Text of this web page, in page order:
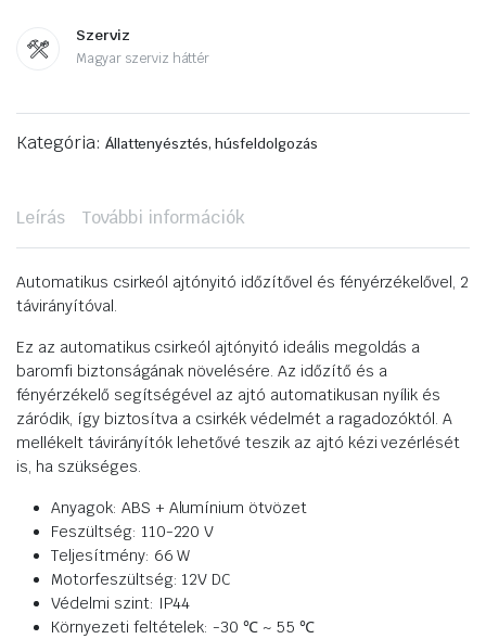
Szerviz
Magyar szerviz háttér
Kategória: Állattenyésztés, húsfeldolgozás
Leírás További információk
Automatikus csirkeól ajtónyitó időzítővel és fényérzékelővel, 2
távirányítóval.
Ez az automatikus csirkeól ajtónyitó ideális megoldás a
baromfi biztonságának növelésére. Az időzítő és a
fényérzékelő segítségével az ajtó automatikusan nyílik és
záródik, így biztosítva a csirkék védelmét a ragadozóktól. A
mellékelt távirányítók lehetővé teszik az ajtó kézi vezérlését
is, ha szükséges.
Anyagok: ABS + Alumínium ötvözet
Feszültség: 110-220 V
Teljesítmény: 66 W
Motorfeszültség: 12V DC
Védelmi szint: IP44
Környezeti feltételek: -30 ℃ ~ 55 ℃